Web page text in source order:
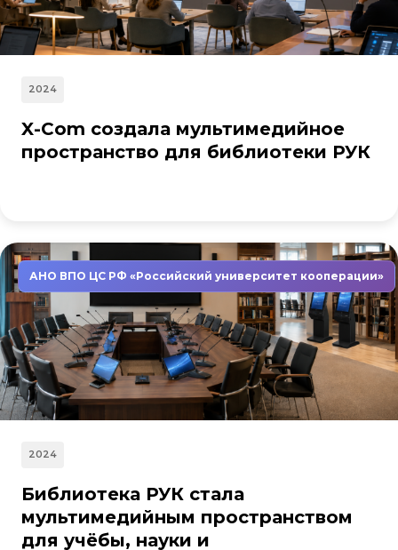
2024
X-Com создала мультимедийное
пространство для библиотеки РУК
АНО ВПО ЦС РФ «Российский университет кооперации»
2024
Библиотека РУК стала
мультимедийным пространством
для учёбы, науки и